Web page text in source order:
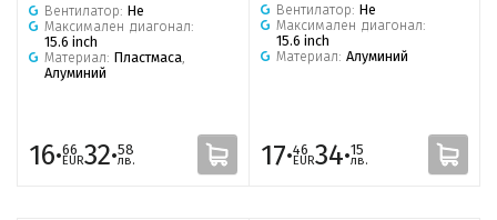
Вентилатор: Не
Максимален диагонал:
15.6 inch
Материал: Пластмаса,
Алуминий
16·66
EUR32·58
лв.
Вентилатор: Не
Максимален диагонал:
15.6 inch
Материал: Алуминий
17·46
EUR34·15
лв.